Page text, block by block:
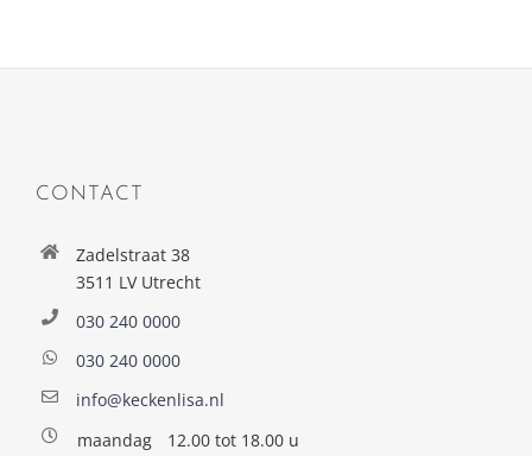
CONTACT
Zadelstraat 38
3511 LV Utrecht
030 240 0000
030 240 0000
info@keckenlisa.nl
maandag
12.00 tot 18.00 u